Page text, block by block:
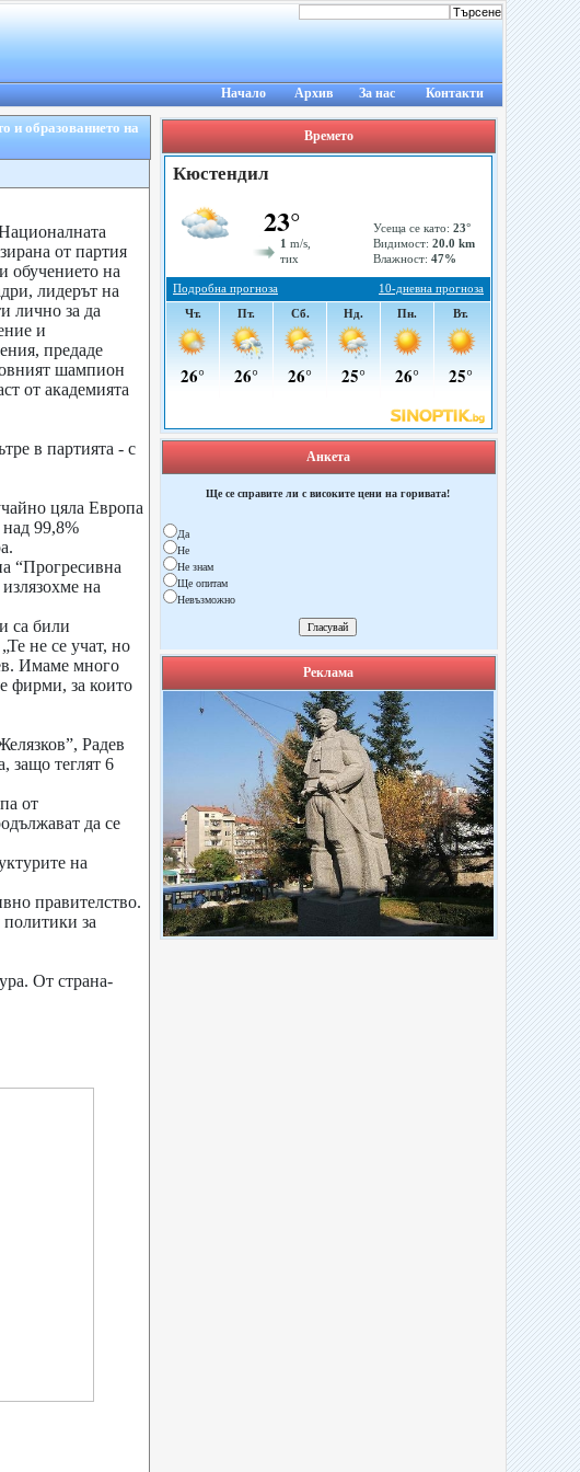
Начало Архив За нас Контакти
и образованието на
от партия
обучението на
лидерът на
лично за да
и
предаде
шампион
от академията
в партията - с
цяла Европа
99,8%
“Прогресивна
на
са били
не се учат, но
Имаме много
фирми, за които
Радев
защо теглят 6
от
да се
на
правителство.
за
От страна-
Времето
Анкета
Ще се справите ли с високите цени на горивата!
Да
Не
Не знам
Ще опитам
Невъзможно
Реклама